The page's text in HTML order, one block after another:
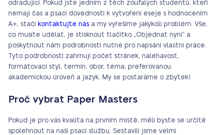
odradující. Pokud jste jedním z těch zoufalých studentů, kteří
nemají čas a psací dovednosti k vytvoření eseje s hodnocením
A+, stačí kontaktujte nás a my vyřešíme jakýkoli problém. Vše,
co musíte udělat, je stisknout tlačítko „Objednat nyní“ a
poskytnout nám podrobnosti nutné pro napsání vlastní práce.
Tyto podrobnosti zahrnují počet stránek, naléhavost,
formátovací styl, termín, obor, téma, preferovanou
akademickou úroveň a jazyk. My se postaráme o zbytek!
Proč vybrat Paper Masters
Pokud je pro vás kvalita na prvním místě, měli byste se určitě
spolehnout na naši psací službu. Sestavili jsme velmi